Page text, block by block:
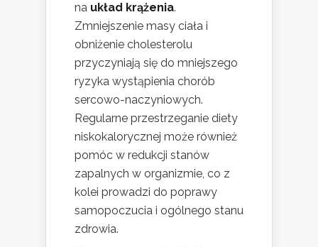
na układ krążenia.
Zmniejszenie masy ciała i
obniżenie cholesterolu
przyczyniają się do mniejszego
ryzyka wystąpienia chorób
sercowo-naczyniowych.
Regularne przestrzeganie diety
niskokalorycznej może również
pomóc w redukcji stanów
zapalnych w organizmie, co z
kolei prowadzi do poprawy
samopoczucia i ogólnego stanu
zdrowia.